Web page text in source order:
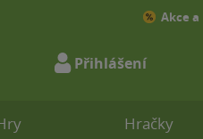
Hračky
Akce a
Přihlášení